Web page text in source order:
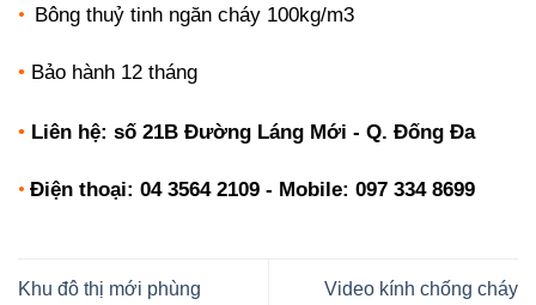
• Bông thuỷ tinh ngăn cháy 100kg/m3
• Bảo hành 12 tháng
• Liên hệ: số 21B Đường Láng Mới - Q. Đống Đa
• Điện thoại: 04 3564 2109 - Mobile: 097 334 8699
Khu đô thị mới phùng
Video kính chống cháy